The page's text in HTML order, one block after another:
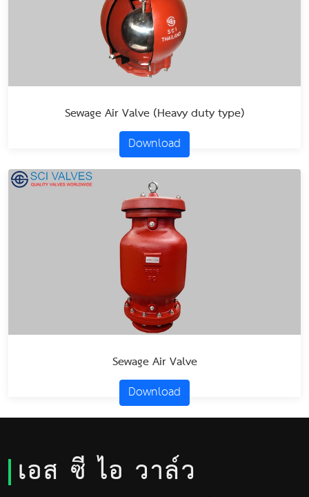
Sewage Air Valve (Heavy duty type)
Download
Sewage Air Valve
Download
เอส ซี ไอ วาล์ว